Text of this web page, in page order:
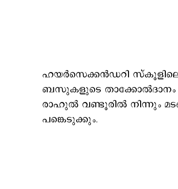
ഹയർസെക്കൻഡറി
ബസുകളുടെ താക്കോൽദാനം
രാഹുൽ വണ്ടൂരിൽ നിന്നും
പങ്കെടുക്കും.